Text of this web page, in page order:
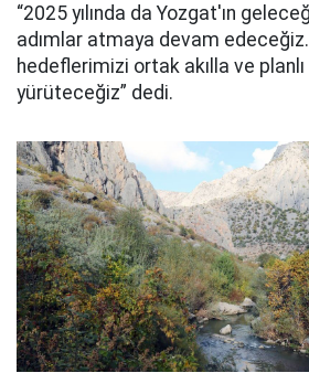
“2025 yılında da Yozgat'ın
adımlar atmaya devam edeceğiz.
hedeflerimizi ortak akılla ve
yürüteceğiz” dedi.